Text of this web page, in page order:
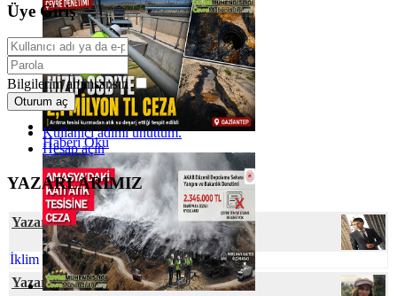
Haberi Oku
Üye Giriş
Bilgilerim anımsansın
Oturum aç
Kullanıcı adımı unuttum.
Hesap açın
YAZARLARIMIZ
Yazar Cihan YEŞİL
İklim Değişmesine Karşı Talep Hassasiyeti
Yazar Ecem GÜNEY